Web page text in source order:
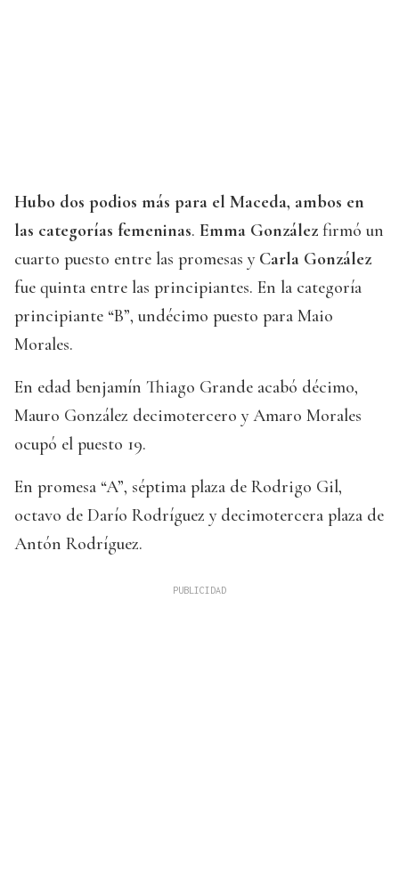
Hubo dos podios más para el Maceda, ambos en
las categorías femeninas. Emma González firmó un
cuarto puesto entre las promesas y Carla González
fue quinta entre las principiantes. En la categoría
principiante “B”, undécimo puesto para Maio
Morales.
En edad benjamín Thiago Grande acabó décimo,
Mauro González decimotercero y Amaro Morales
ocupó el puesto 19.
En promesa “A”, séptima plaza de Rodrigo Gil,
octavo de Darío Rodríguez y decimotercera plaza de
Antón Rodríguez.